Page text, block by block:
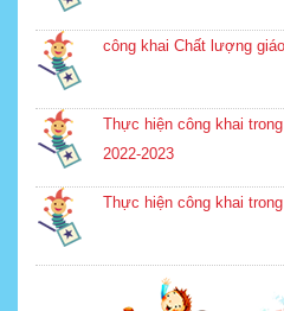
công khai Chất lượng
Thực hiện công khai
2022-2023
Thực hiện công khai